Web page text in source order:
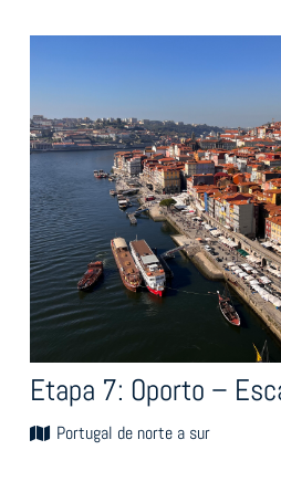
Etapa 7: Oporto –
Portugal de norte a sur